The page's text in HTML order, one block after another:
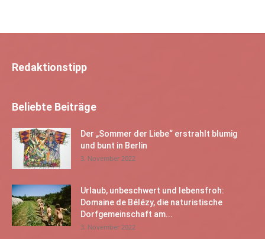
Redaktionstipp
Beliebte Beiträge
Der „Sommer der Liebe“ erstrahlt blumig
und bunt in Berlin
3. November 2022
Urlaub, unbeschwert und lebensfroh:
Domaine de Bélézy, die naturistische
Dorfgemeinschaft am...
3. November 2022